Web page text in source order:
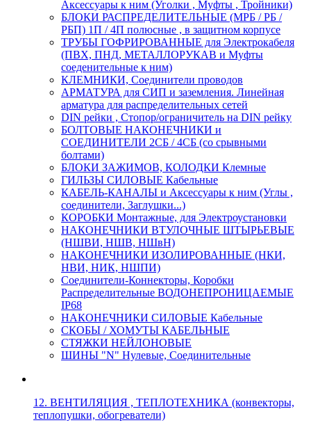
Аксессуары к ним (Уголки , Муфты , Тройники)
БЛОКИ РАСПРЕДЕЛИТЕЛЬНЫЕ (МРБ / РБ /
РБП) 1П / 4П полюсные , в защитном корпусе
ТРУБЫ ГОФРИРОВАННЫЕ для Электрокабеля
(ПВХ, ПНД, МЕТАЛЛОРУКАВ и Муфты
соеденительные к ним)
КЛЕМНИКИ, Соединители проводов
АРМАТУРА для СИП и заземления. Линейная
арматура для распределительных сетей
DIN рейки , Стопор/ограничитель на DIN рейку
БОЛТОВЫЕ НАКОНЕЧНИКИ и
СОЕДИНИТЕЛИ 2СБ / 4СБ (со срывными
болтами)
БЛОКИ ЗАЖИМОВ, КОЛОДКИ Клемные
ГИЛЬЗЫ СИЛОВЫЕ Кабельные
КАБЕЛЬ-КАНАЛЫ и Аксессуары к ним (Углы ,
соединители, Заглушки...)
КОРОБКИ Монтажные, для Электроустановки
НАКОНЕЧНИКИ ВТУЛОЧНЫЕ ШТЫРЬЕВЫЕ
(НШВИ, НШВ, НШвН)
НАКОНЕЧНИКИ ИЗОЛИРОВАННЫЕ (НКИ,
НВИ, НИК, НШПИ)
Соединители-Коннекторы, Коробки
Распределительные ВОДОНЕПРОНИЦАЕМЫЕ
IP68
НАКОНЕЧНИКИ СИЛОВЫЕ Кабельные
СКОБЫ / ХОМУТЫ КАБЕЛЬНЫЕ
СТЯЖКИ НЕЙЛОНОВЫЕ
ШИНЫ "N" Нулевые, Соединительные
12. ВЕНТИЛЯЦИЯ , ТЕПЛОТЕХНИКА (конвекторы,
теплопушки, обогреватели)